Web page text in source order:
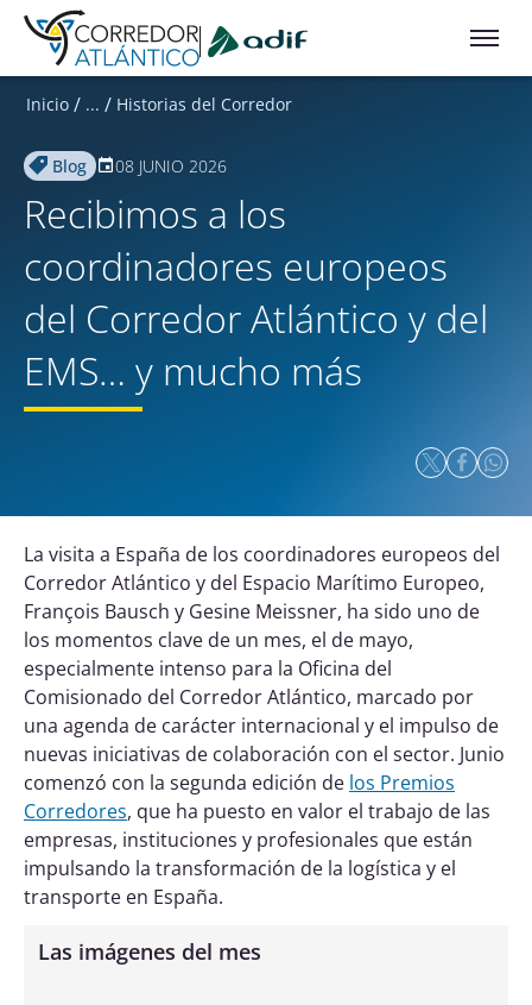
Ir a contenido principal
Inicio / ... / Historias del Corredor
Blog 08 JUNIO 2026
Recibimos a los
coordinadores europeos
del Corredor Atlántico y del
EMS… y mucho más
La visita a España de los coordinadores europeos del
Corredor Atlántico y del Espacio Marítimo Europeo,
François Bausch y Gesine Meissner, ha sido uno de
los momentos clave de un mes, el de mayo,
especialmente intenso para la Oficina del
Comisionado del Corredor Atlántico, marcado por
una agenda de carácter internacional y el impulso de
nuevas iniciativas de colaboración con el sector. Junio
comenzó con la segunda edición de los Premios
Corredores, que ha puesto en valor el trabajo de las
empresas, instituciones y profesionales que están
impulsando la transformación de la logística y el
transporte en España.
Las imágenes del mes